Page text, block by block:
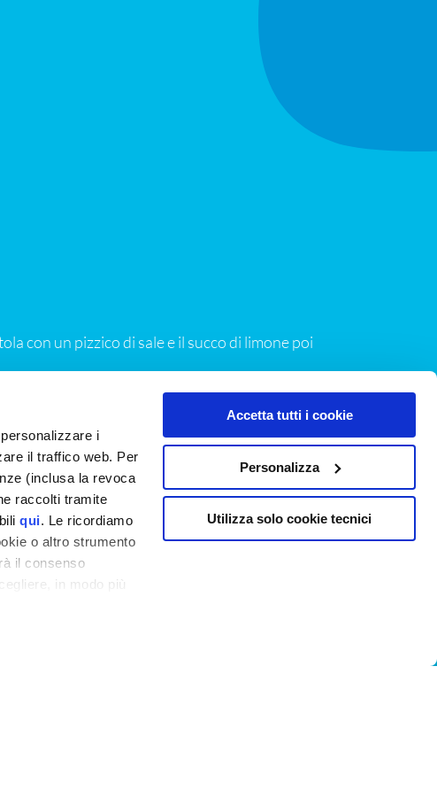
i
il traffico web. Per
(inclusa la revoca
raccolti tramite
qui. Le ricordiamo
o altro strumento
il consenso
in modo più
Accetta tutti i cookie
Personalizza
Utilizza solo cookie tecnici
con un pizzico di sale e il succo di limone poi